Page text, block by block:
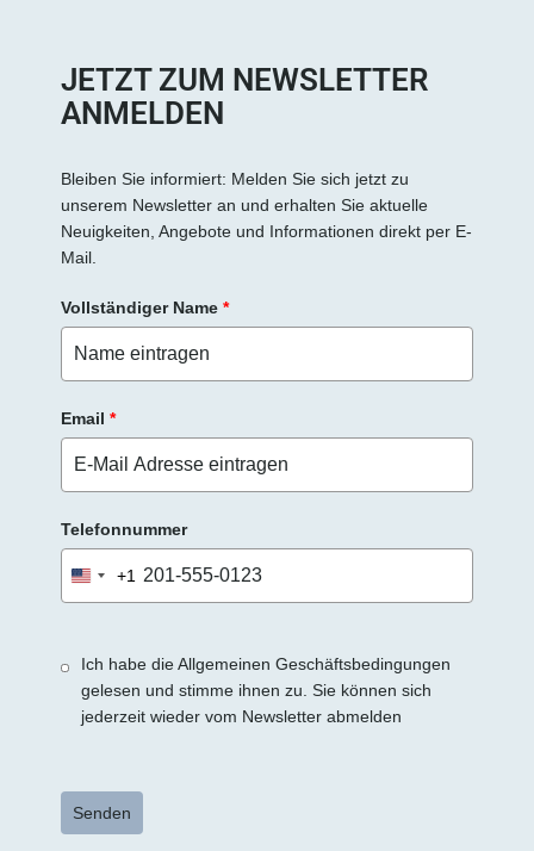
JETZT ZUM NEWSLETTER
ANMELDEN
Bleiben Sie informiert: Melden Sie sich jetzt zu
unserem Newsletter an und erhalten Sie aktuelle
Neuigkeiten, Angebote und Informationen direkt per E-
Mail.
Vollständiger Name *
Email *
Telefonnummer
United
States
+1
Ich habe die Allgemeinen Geschäftsbedingungen
gelesen und stimme ihnen zu. Sie können sich
jederzeit wieder vom Newsletter abmelden
Senden